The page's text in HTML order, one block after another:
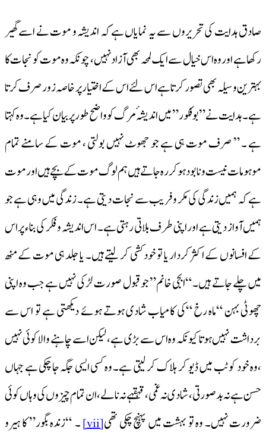
صادق ہدایت کی تحریروں سے یہ نمایاں ہے کہ اندیشہ و موت نے اسے گھیر
رکھا ہے اور وہ اس خیال سے ایک لمحہ بھی آزاد نہیں، چونکہ وہ موت کو نجات کا
بہترین وسیلہ بھی تصور کرتا ہے اس لئے اس کے اختیار پر خاصہ زور صرف کرتا
ہے۔ ہدایت نے ” بوفکور” میں اندیشہ ٔمرگ کو واضح طور پر بیان کیا ہے۔ وہ کہتا
ہے ۔ ” صرف موت ہی ہے جو جھوٹ نہیں بولتی ، موت کے سامنے تمام
موہومات نیست و نابود ہو کر رہ جاتے ہیں ہم لوگ موت کے بچے ہیں اور موت
ہے کہ ہمیں زندگی کی مکر و فریب سے نجات دیتی ہے۔ زندگی میں وہی ہے جو
ہمیں آواز دیتی ہے اور اپنی طرف بلاتی رہتی ہے۔ اس اندیشہ و فکر کی بناء پر اس
کے افسانوں کے اکثر کردار یا تو خود کشی کر لیتے ہیں۔ یا جلد ہی موت کے منھ
میں چلے جاتے ہیں۔ “ابجی خانم” جو قبول صورت لڑکی نہیں ہے جب وہ اپنی
چھوٹی بہن “ماہ رخ “کی کامیاب شادی ہوتے ہوئے دیکھتی ہے تو اس سے
برداشت نہیں ہوتا کیونکہ وہ اس سے بڑی ہے، لیکن اسے چاہنے والا کوئی نہیں
،وہ خود کو ٹب میں ڈیو کر ہلاک کر لیتی ہے۔ وہ کسی ایسی جگہ جا چکی ہے جہاں
حسن ہے نہ بدصورتی ، شادی نہ غمی ، قہقہے نہ نالے، ان تمام چیزوں کی وہاں کوئی
ضرورت نہیں۔ وہ تو بہشت میں پہنچ چکی تھی[vii]
۔ “زندہ بگور” کا ہیرو